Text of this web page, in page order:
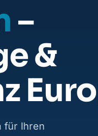
–
&
für Ihren